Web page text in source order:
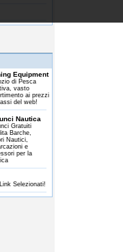
Equipment
di Pesca
vasto
ai prezzi
del web!
Nautica
Gratuiti
Barche,
Nautici,
e
per la
Selezionati!